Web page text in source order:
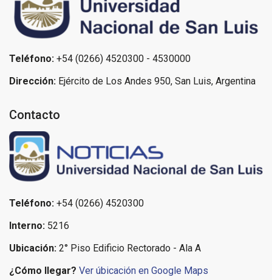
Teléfono: +54 (0266) 4520300 - 4530000
Dirección: Ejército de Los Andes 950, San Luis, Argentina
Contacto
Teléfono: +54 (0266) 4520300
Interno: 5216
Ubicación: 2° Piso Edificio Rectorado - Ala A
¿Cómo llegar? Ver úbicación en Google Maps